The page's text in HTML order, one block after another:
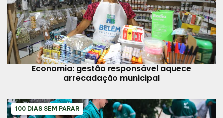
Economia: gestão responsável aquece
arrecadação municipal
100 DIAS SEM PARAR